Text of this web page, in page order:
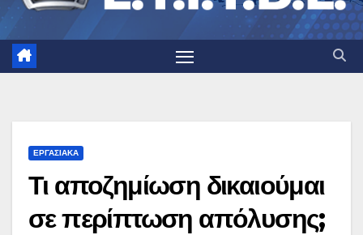
ΕΡΓΑΣΙΑΚΆ
Τι αποζημίωση δικαιούμαι
σε περίπτωση απόλυσης;